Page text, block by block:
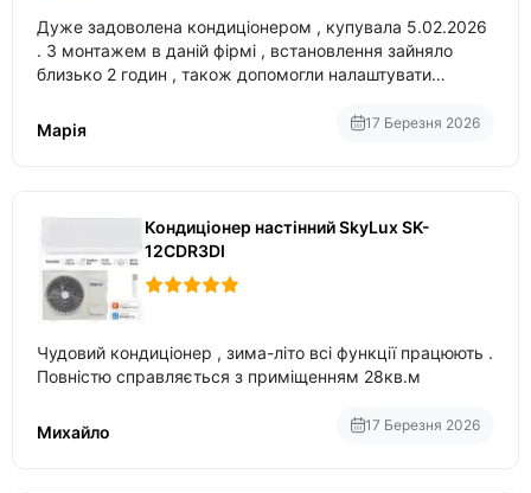
Дуже задоволена кондиціонером , купувала 5.02.2026
. З монтажем в даній фірмі , встановлення зайняло
близько 2 годин , також допомогли налаштувати
Марія
17 Березня 2026
Кондиціонер настінний SkyLux SK-
12CDR3DI
Чудовий кондиціонер , зима-літо всі функції працюють .
Повністю справляється з приміщенням 28кв.м
Михайло 17 Березня 2026